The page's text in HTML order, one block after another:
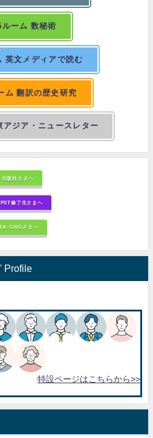
ルーム 数秘術
英文メディアで読む
ム 翻訳の歴史研究
アジア・ニュースレター
出版社さまへ
修了生さまへ
GWGさまへ
Profile
特設ページはこちらから>>